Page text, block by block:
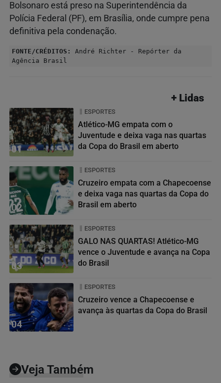
Bolsonaro está preso na Superintendência da
Polícia Federal (PF), em Brasília, onde cumpre pena
definitiva pela condenação.
FONTE/CRÉDITOS:
André Richter - Repórter da
Agência Brasil
+ Lidas
01
ESPORTES
Atlético-MG empata com o
Juventude e deixa vaga nas quartas
da Copa do Brasil em aberto
02
ESPORTES
Cruzeiro empata com a Chapecoense
e deixa vaga nas quartas da Copa do
Brasil em aberto
03
ESPORTES
GALO NAS QUARTAS! Atlético-MG
vence o Juventude e avança na Copa
do Brasil
04
ESPORTES
Cruzeiro vence a Chapecoense e
avança às quartas da Copa do Brasil
Veja Também